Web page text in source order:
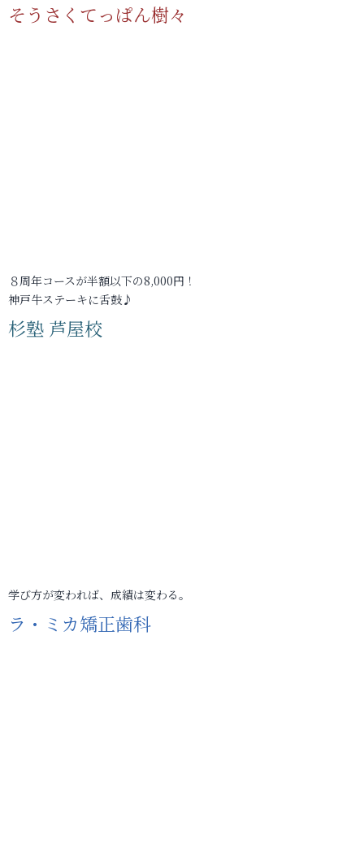
そうさくてっぱん樹々
８周年コースが半額以下の8,000円！
神戸牛ステーキに舌鼓♪
杉塾 芦屋校
学び方が変われば、成績は変わる。
ラ・ミカ矯正歯科